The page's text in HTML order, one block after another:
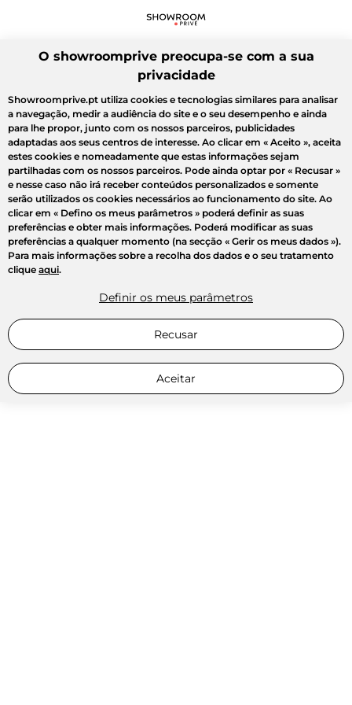
O showroomprive preocupa-se com a sua
privacidade
Showroomprive.pt utiliza cookies e tecnologias similares para analisar
a navegação, medir a audiência do site e o seu desempenho e ainda
para lhe propor, junto com os nossos parceiros, publicidades
adaptadas aos seus centros de interesse. Ao clicar em « Aceito », aceita
estes cookies e nomeadamente que estas informações sejam
partilhadas com os nossos parceiros. Pode ainda optar por « Recusar »
e nesse caso não irá receber conteúdos personalizados e somente
serão utilizados os cookies necessários ao funcionamento do site. Ao
clicar em « Defino os meus parâmetros » poderá definir as suas
preferências e obter mais informações. Poderá modificar as suas
preferências a qualquer momento (na secção « Gerir os meus dados »).
Para mais informações sobre a recolha dos dados e o seu tratamento
clique aqui.
Definir os meus parâmetros
Recusar
Aceitar